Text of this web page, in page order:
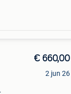
€ 660,00
2 jun 26